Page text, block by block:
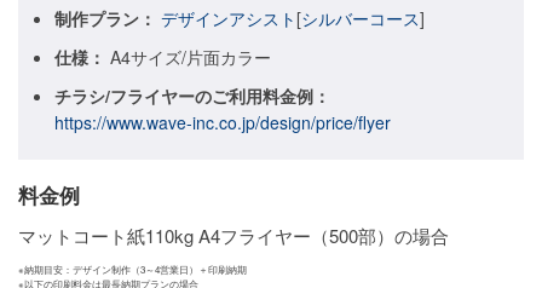
ご利用料金
ご利用ガイド
ご利用の流れ
制作プラン： デザインアシスト [シルバーコース]
仕様： A4サイズ/片面カラー
チラシ/フライヤーのご利用料金例：
https://www.wave-inc.co.jp/design/price/flyer
料金例
マットコート紙110kg A4フライヤー（500部）の場合
※納期目安：デザイン制作（3～4営業日）＋印刷納期
※以下の印刷料金は最長納期プランの場合